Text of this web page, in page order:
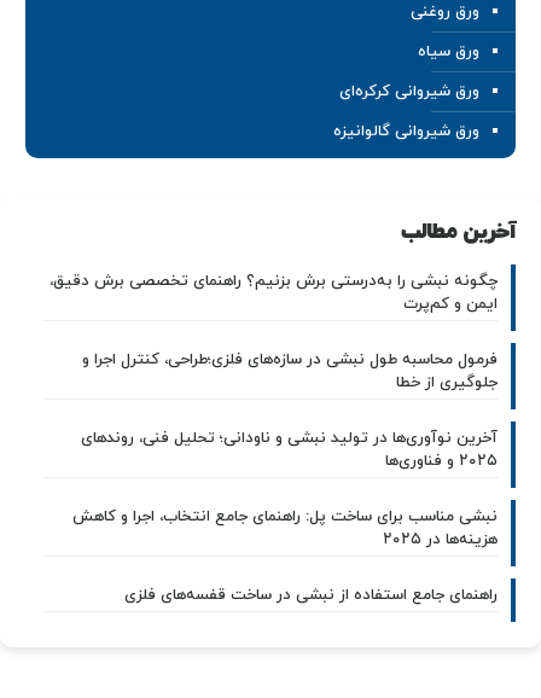
ورق روغنی
ورق سیاه
ورق شیروانی کرکره‌ای
ورق شیروانی گالوانیزه
آخرین مطالب
چگونه نبشی را به‌درستی برش بزنیم؟ راهنمای تخصصی برش دقیق،
ایمن و کم‌پرت
فرمول محاسبه طول نبشی در سازه‌های فلزی؛طراحی، کنترل اجرا و
جلوگیری از خطا
آخرین نوآوری‌ها در تولید نبشی و ناودانی؛ تحلیل فنی، روندهای
۲۰۲۵ و فناوری‌ها
نبشی مناسب برای ساخت پل: راهنمای جامع انتخاب، اجرا و کاهش
هزینه‌ها در ۲۰۲۵
راهنمای جامع استفاده از نبشی در ساخت قفسه‌های فلزی